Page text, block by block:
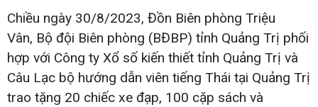
Chiều ngày 30/8/2023, Đồn Biên phòng Triệu
Vân, Bộ đội Biên phòng (BĐBP) tỉnh Quảng Trị phối
hợp với Công ty Xổ số kiến thiết tỉnh Quảng Trị và
Câu Lạc bộ hướng dẫn viên tiếng Thái tại Quảng Trị
trao tặng 20 chiếc xe đạp, 100 cặp sách và